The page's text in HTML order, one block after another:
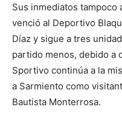
Sus inmediatos tampoco
venció al Deportivo
Díaz y sigue a tres
partido menos, debido a
Sportivo continúa a la
a Sarmiento como
Bautista Monterrosa.